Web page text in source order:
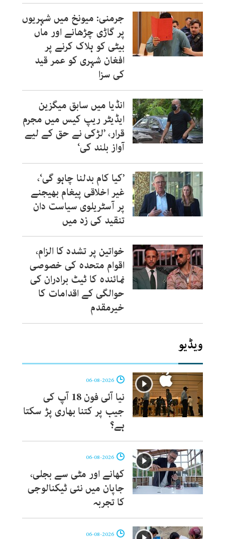
جرمنی: میونخ میں شہریوں
پر گاڑی چڑھانے اور ماں
بیٹی کو ہلاک کرنے پر
افغان شہری کو عمر قید
کی سزا
انڈیا میں سابق میگزین
ایڈیٹر ریپ کیس میں مجرم
قرار، ’لڑکی نے حق کے لیے
آواز بلند کی‘
’کیا کام بدلنا چاہو گی‘،
غیر اخلاقی پیغام بھیجنے
پر آسٹریلوی سیاست دان
تنقید کی زد میں
خواتین پر تشدد کا الزام،
اقوام متحدہ کی خصوصی
نمائندہ کا ٹیٹ برادران کی
حوالگی کے اقدامات کا
خیرمقدم
ویڈیو
نیا آئی فون 18 آپ کی
جیب پر کتنا بھاری پڑ سکتا
ہے؟
کھانے اور مٹی سے بجلی،
جاپان میں نئی ٹیکنالوجی
کا تجربہ